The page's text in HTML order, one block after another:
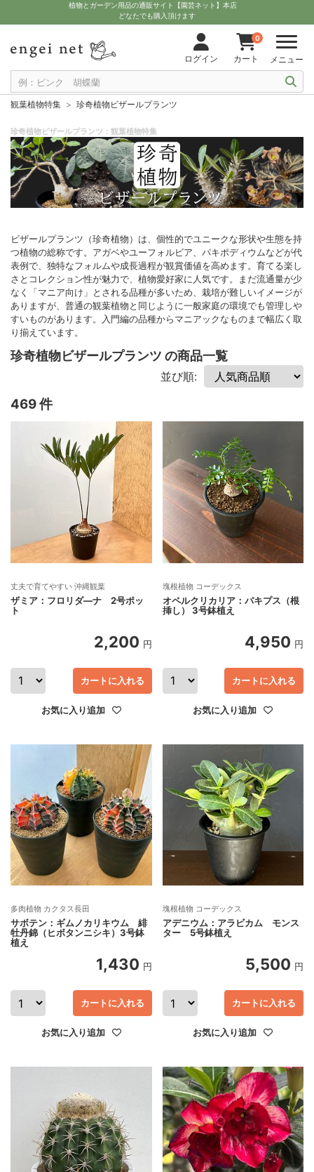
植物とガーデン用品の通販サイト【園芸ネット】本店
どなたでも購入頂けます
ログイン
0
カート メニュー
観葉植物特集 珍奇植物ビザールプランツ
珍奇植物ビザールプランツ：観葉植物特集
ビザールプランツ（珍奇植物）は、個性的でユニークな形状や生態を持
つ植物の総称です。アガベやユーフォルビア、パキポディウムなどが代
表例で、独特なフォルムや成長過程が観賞価値を高めます。育てる楽し
さとコレクション性が魅力で、植物愛好家に人気です。まだ流通量が少
なく「マニア向け」とされる品種が多いため、栽培が難しいイメージが
ありますが、普通の観葉植物と同じように一般家庭の環境でも管理しや
すいものがあります。入門編の品種からマニアックなものまで幅広く取
り揃えています。
珍奇植物ビザールプランツ の商品一覧
並び順:
469 件
丈夫で育てやすい 沖縄観葉
ザミア：フロリダ―ナ 2号ポッ
ト
2,200 円
お気に入り追加
カートに入れる
塊根植物 コーデックス
オペルクリカリア：パキプス（根
挿し） 3号鉢植え
4,950 円
お気に入り追加
カートに入れる
多肉植物 カクタス長田
サボテン：ギムノカリキウム 緋
牡丹錦（ヒボタンニシキ）3号鉢
植え
1,430 円
お気に入り追加
カートに入れる
塊根植物 コーデックス
アデニウム：アラビカム モンス
ター 5号鉢植え
5,500 円
お気に入り追加
カートに入れる